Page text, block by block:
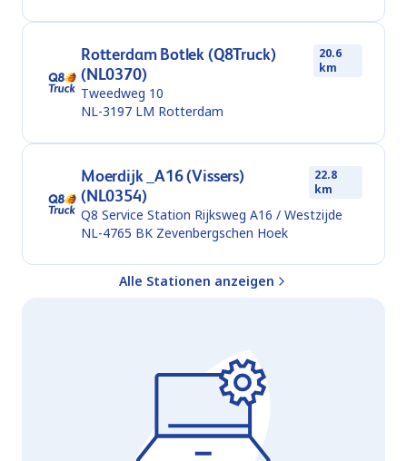
Rotterdam Botlek (Q8Truck)
(NL0370)
20.6
km
Tweedweg 10
NL-3197 LM Rotterdam
Moerdijk _A16 (Vissers)
(NL0354)
22.8
km
Q8 Service Station Rijksweg A16 / Westzijde
NL-4765 BK Zevenbergschen Hoek
Alle Stationen anzeigen